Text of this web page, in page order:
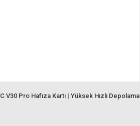
V30 Pro Hafıza Kartı | Yüksek Hızlı Depolama